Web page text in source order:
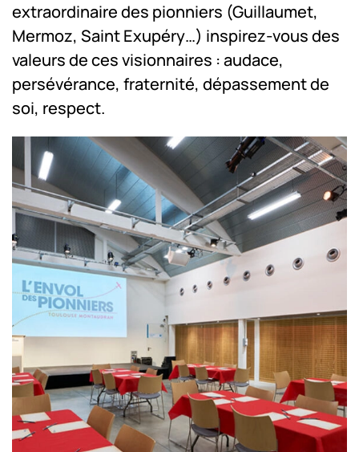
extraordinaire des pionniers (Guillaumet,
Mermoz, Saint Exupéry…) inspirez-vous des
valeurs de ces visionnaires : audace,
persévérance, fraternité, dépassement de
soi, respect.